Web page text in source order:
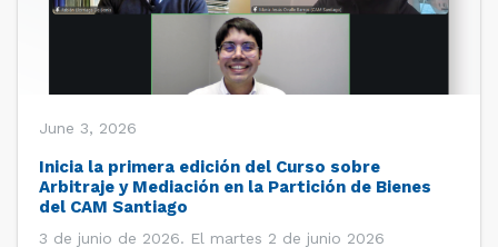
June 3, 2026
Inicia la primera edición del Curso sobre
Arbitraje y Mediación en la Partición de Bienes
del CAM Santiago
3 de junio de 2026. El martes 2 de junio 2026